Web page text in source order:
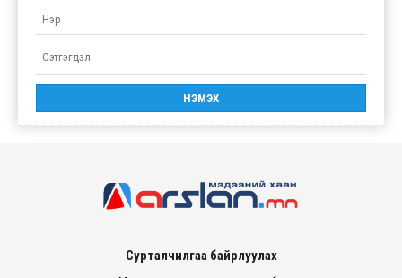
Сурталчилгаа байрлуулах